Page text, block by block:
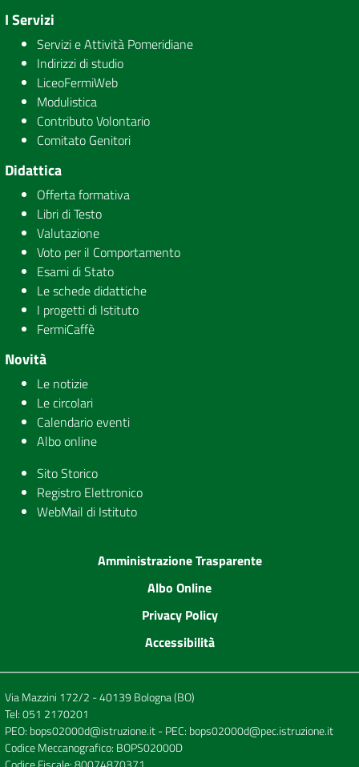
I Servizi
Servizi e Attività Pomeridiane
Indirizzi di studio
LiceoFermiWeb
Modulistica
Contributo Volontario
Comitato Genitori
Didattica
Offerta formativa
Libri di Testo
Valutazione
Voto per il Comportamento
Esami di Stato
Le schede didattiche
I progetti di Istituto
FermiCaffè
Novità
Le notizie
Le circolari
Calendario eventi
Albo online
Sito Storico
Registro Elettronico
WebMail di Istituto
Amministrazione Trasparente
Albo Online
Privacy Policy
Accessibilità
Via Mazzini 172/2 - 40139 Bologna (BO)
Tel:051 2170201
PEO: bops02000d@istruzione.it- PEC: bops02000d@pec.istruzione.it
Codice Meccanografico: BOPS02000D